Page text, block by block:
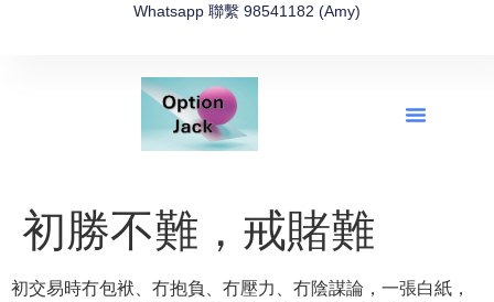
Whatsapp 聯繫 98541182 (Amy)
初勝不難，戒賭難
初交易時冇包袱、冇抱負、冇壓力、冇陰謀論，一張白紙，